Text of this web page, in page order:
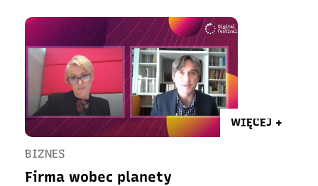
WIĘCEJ +
BIZNES
Firma wobec planety